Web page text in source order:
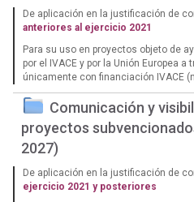
De aplicación en la justificación de
anteriores al ejercicio 2021
Para su uso en proyectos objeto de
por el IVACE y por la Unión Europea a
únicamente con financiación IVACE
Comunicación y
proyectos
2027)
De aplicación en la justificación de
ejercicio 2021 y posteriores